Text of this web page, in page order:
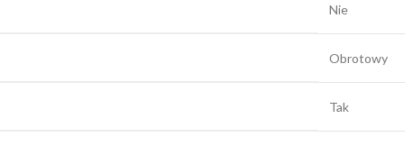
Nie
Obrotowy
Tak